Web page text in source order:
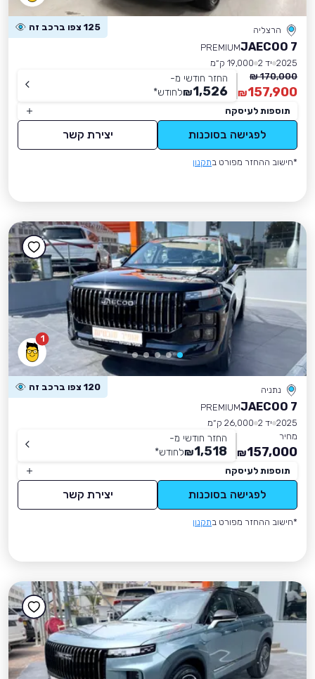
הרצליה 125 צפו ברכב זה
JAECOO 7
PREMIUM
2025 יד 2
19,000 ק״מ
170,000 ₪
157,900
₪
החזר חודשי מ-
1,526
₪לחודש*
תוספות לעיסקה
לפגישה בסוכנות יצירת קשר
*חישוב ההחזר מפורט בתקנון
1
נתניה 120 צפו ברכב זה
JAECOO 7
PREMIUM
2025 יד 2
26,000 ק״מ
מחיר
157,000
₪
החזר חודשי מ-
1,518
₪לחודש*
תוספות לעיסקה
לפגישה בסוכנות יצירת קשר
*חישוב ההחזר מפורט בתקנון